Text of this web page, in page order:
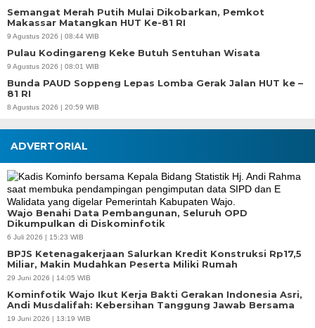
Semangat Merah Putih Mulai Dikobarkan, Pemkot
Makassar Matangkan HUT Ke-81 RI
9 Agustus 2026 | 08:44 WIB
Pulau Kodingareng Keke Butuh Sentuhan Wisata
9 Agustus 2026 | 08:01 WIB
Bunda PAUD Soppeng Lepas Lomba Gerak Jalan HUT ke –
81 RI
8 Agustus 2026 | 20:59 WIB
ADVERTORIAL
Wajo Benahi Data Pembangunan, Seluruh OPD
Dikumpulkan di Diskominfotik
6 Juli 2026 | 15:23 WIB
BPJS Ketenagakerjaan Salurkan Kredit Konstruksi Rp17,5
Miliar, Makin Mudahkan Peserta Miliki Rumah
29 Juni 2026 | 14:05 WIB
Kominfotik Wajo Ikut Kerja Bakti Gerakan Indonesia Asri,
Andi Musdalifah: Kebersihan Tanggung Jawab Bersama
19 Juni 2026 | 13:19 WIB